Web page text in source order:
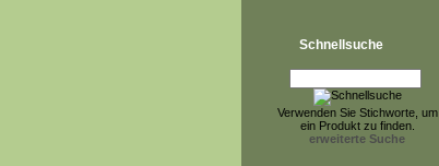
Schnellsuche
Verwenden Sie Stichworte, um
ein Produkt zu finden.
erweiterte Suche